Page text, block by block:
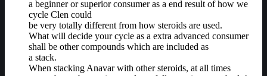
a beginner or superior consumer as a end result of how we
cycle Clen could
be very totally different from how steroids are used.
What will decide your cycle as a extra advanced consumer
shall be other compounds which are included as
a stack.
When stacking Anavar with other steroids, at all times